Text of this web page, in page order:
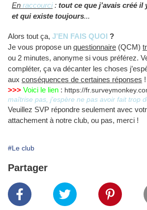
En raccourci: tout ce que j’avais créé il
et qui existe toujours...
Alors tout ça, J’EN FAIS QUOI ?
Je vous propose un questionnaire (QCM)
ou 2 minutes, anonyme si vous préférez.
compléter, ça va décanter les choses
aux conséquences de certaines réponses !
>>> Voici le lien : https://
maîtrise pas, j'espère ne pas avoir fait trop
Veuillez SVP répondre seulement avec
attachement à notre club, ou pas, merci !
#Le club
Partager